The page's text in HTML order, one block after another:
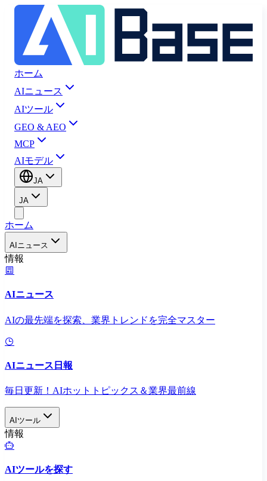
ホーム
AIニュース
AIツール
GEO & AEO
MCP
AIモデル
JA
JA
ホーム
AIニュース
情報
AIニュース
AIの最先端を探索、業界トレンドを完全マスター
AIニュース日報
毎日更新！AIホットトピックス＆業界最前線
AIツール
情報
AIツールを探す